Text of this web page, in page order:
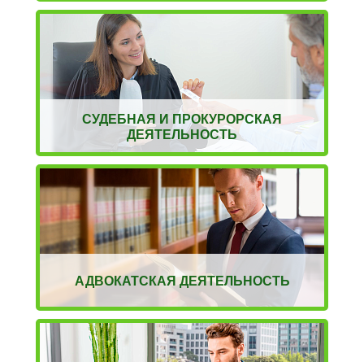
СУДЕБНАЯ И ПРОКУРОРСКАЯ
ДЕЯТЕЛЬНОСТЬ
АДВОКАТСКАЯ ДЕЯТЕЛЬНОСТЬ